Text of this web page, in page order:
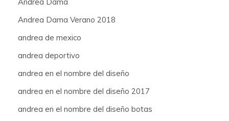
Andrea Dama Verano 2018
andrea de mexico
andrea deportivo
andrea en el nombre del diseño
andrea en el nombre del diseño 2017
andrea en el nombre del diseño botas